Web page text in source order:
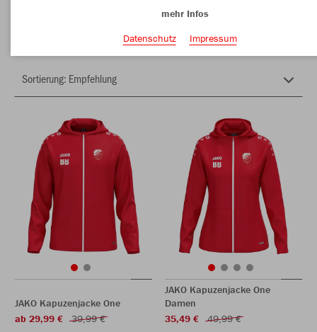
JAKO Kapuzenjacke One
ab 29,99 €
39,99 €
JAKO Kapuzenjacke One
Damen
35,49 €
49,99 €
mehr Infos
Datenschutz
Impressum